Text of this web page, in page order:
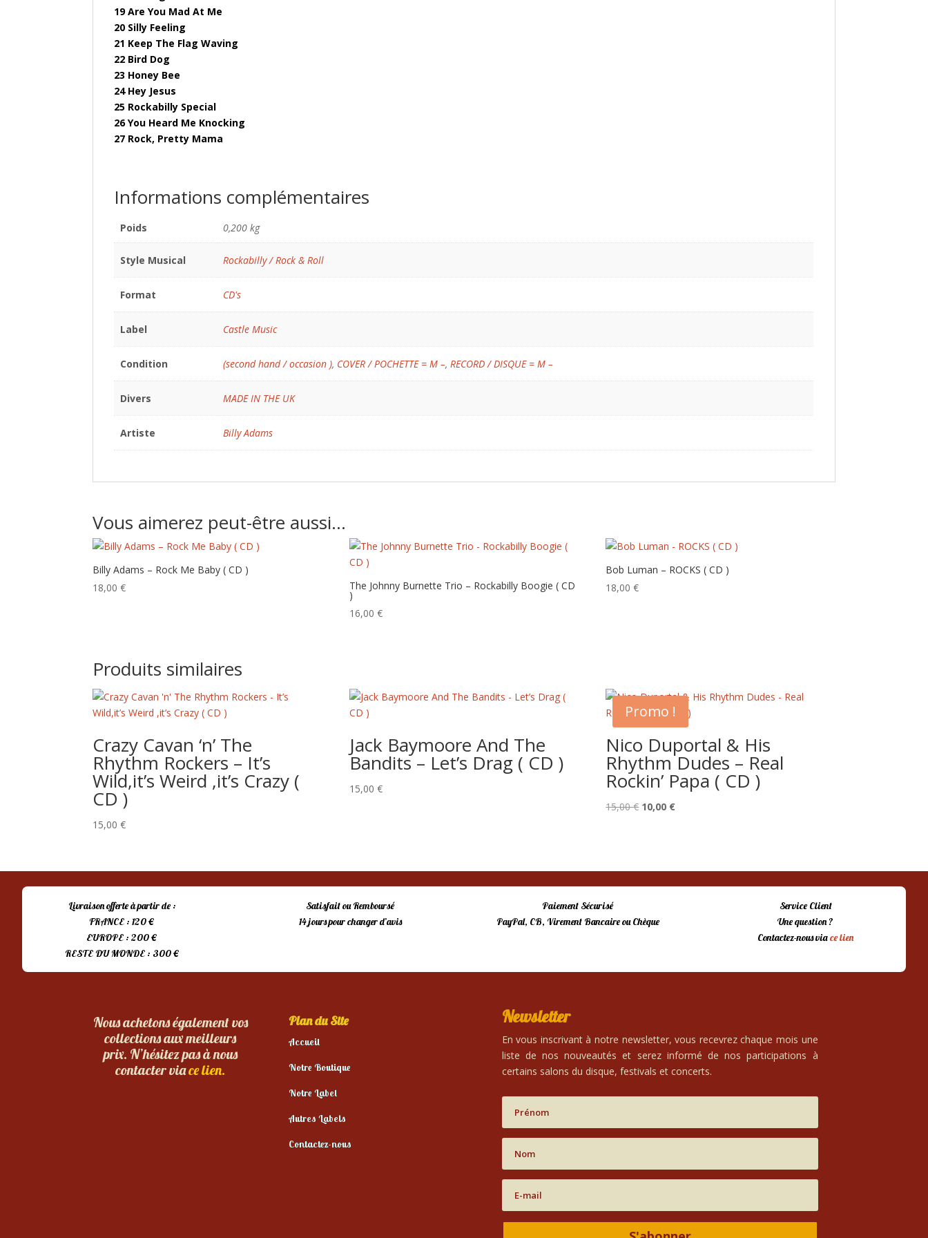
19 Are You Mad At Me
20 Silly Feeling
21 Keep The Flag Waving
22 Bird Dog
23 Honey Bee
24 Hey Jesus
25 Rockabilly Special
26 You Heard Me Knocking
27 Rock, Pretty Mama
Informations complémentaires
Poids 0,200 kg
Style Musical Rockabilly / Rock & Roll
Format CD's
Label Castle Music
Condition (second hand / occasion ), COVER / POCHETTE = M –,RECORD / DISQUE = M –
Divers MADE IN THE UK
Artiste Billy Adams
Vous aimerez peut-être aussi…
Billy Adams ‎– Rock Me Baby ( CD )
18,00€ The Johnny Burnette Trio – Rockabilly Boogie ( CD
)
16,00 €
Bob Luman – ROCKS ( CD )
18,00€
Produits similaires
Crazy Cavan ‘n’ The
Rhythm Rockers – It’s
Wild,it’s Weird ,it’s Crazy (
CD )
15,00€
Jack Baymoore And The
Bandits – Let’s Drag ( CD )
15,00 €
Promo !
Nico Duportal & His
Rhythm Dudes – Real
Rockin’ Papa ( CD )
15,00€ Le
15,00 €.
10,00 €Le
10,00 €.
Livraison offerte à partir de :
FRANCE : 120 €
EUROPE : 200 €
RESTE DU MONDE : 300 €
Satisfait ou Remboursé
14 jours pour changer d’avis
Paiement Sécurisé
PayPal, CB, Virement Bancaire ou Chèque
Service Client
Une question ?
Contactez-nous viace lien
Nous achetons également vos
collections aux meilleurs
prix. N’hésitez pas à nous
contacter viace lien.
Plan du Site
Accueil
Notre Boutique
Notre Label
Autres Labels
Contactez-nous
Newsletter
En vous inscrivant à notre newsletter, vous recevrez chaque mois une
liste de nos nouveautés et serez informé de nos participations à
certains salons du disque, festivals et concerts.